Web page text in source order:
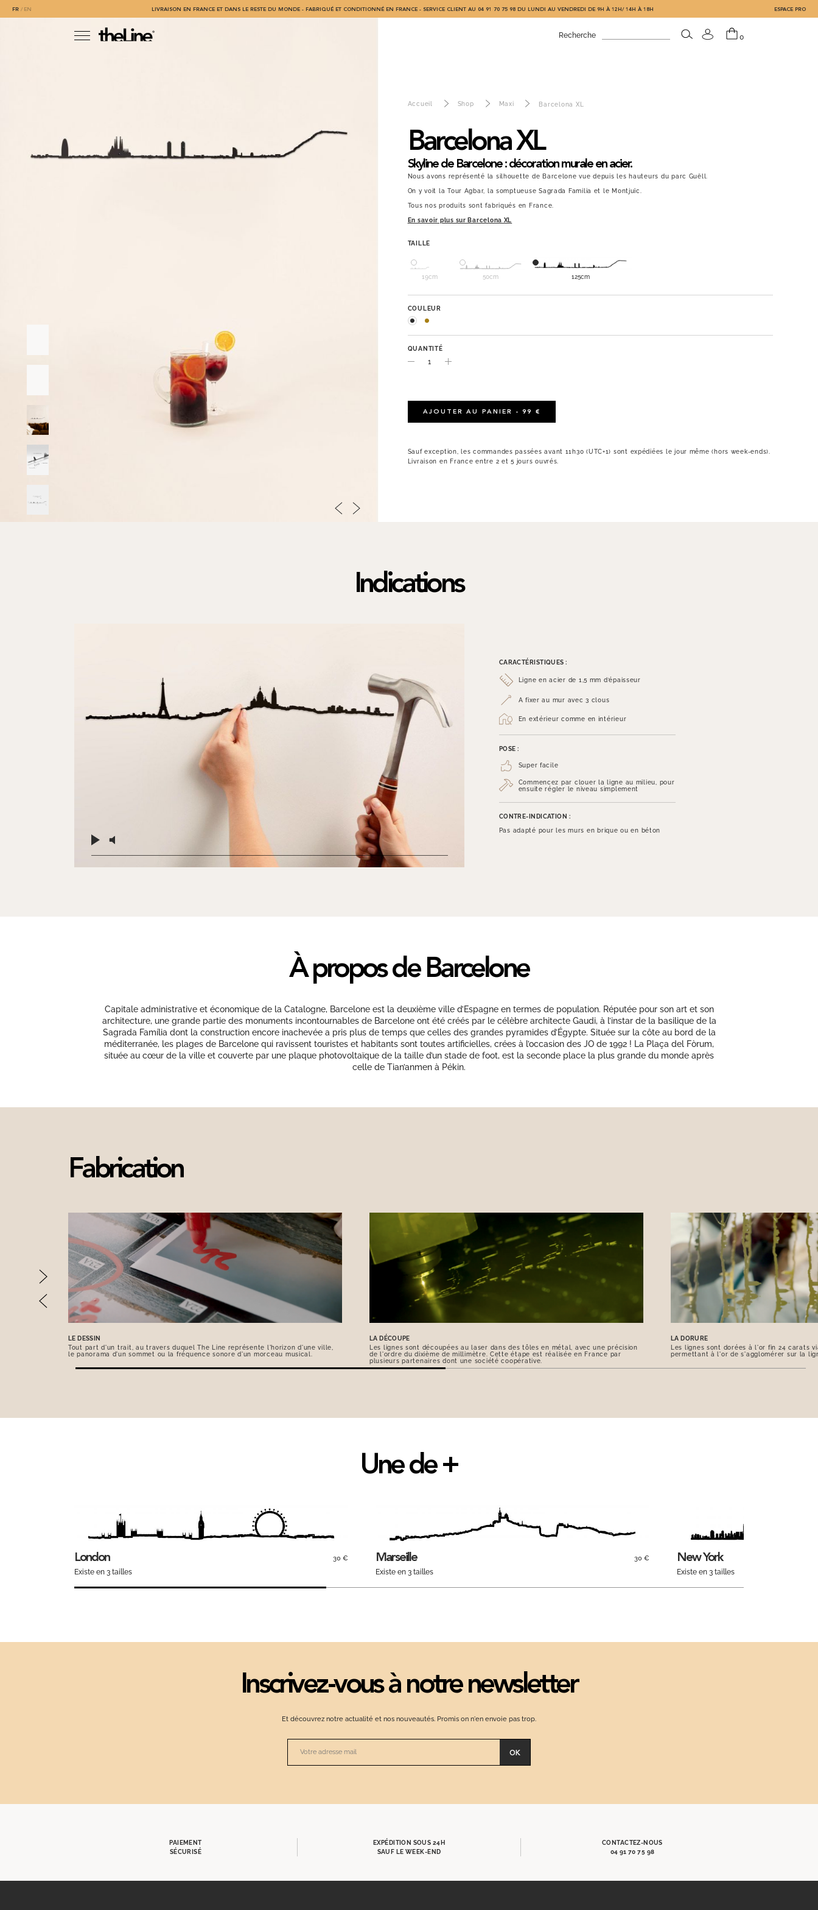
FR EN LIVRAISON EN FRANCE ET DANS LE RESTE DU MONDE - FABRIQUÉ ET CONDITIONNÉ EN FRANCE - SERVICE CLIENT AU 04 91 70 75 98 DU LUNDI AU VENDREDI DE 9H À 12H/ 14H À 18H ESPACE PRO
Recherche 0
Accueil Shop Maxi Barcelona XL
Barcelona XL
Skyline de Barcelone : décoration murale en acier.
Nous avons représenté la silhouette de Barcelone vue depuis les hauteurs du parc Guëll.
On y voit la Tour Agbar, la somptueuse Sagrada Familia et le Montjuïc.
Tous nos produits sont fabriqués en France.
En savoir plus sur Barcelona XL
TAILLE
19cm 50cm 125cm
COULEUR
QUANTITÉ
AJOUTER AU PANIER - 99 €
Sauf exception, les commandes passées avant 11h30 (UTC+1) sont expédiées le jour même (hors week-ends).
Livraison en France entre 2 et 5 jours ouvrés.
Indications
CARACTÉRISTIQUES :
Ligne en acier de 1,5 mm d’épaisseur
A fixer au mur avec 3 clous
En extérieur comme en intérieur
POSE :
Super facile
Commencez par clouer la ligne au milieu, pour
ensuite régler le niveau simplement
CONTRE-INDICATION :
Pas adapté pour les murs en brique ou en béton
À propos de Barcelone
Capitale administrative et économique de la Catalogne, Barcelone est la deuxième ville d’Espagne en termes de population. Réputée pour son art et son
architecture, une grande partie des monuments incontournables de Barcelone ont été créés par le célèbre architecte Gaudi, à l’instar de la basilique de la
Sagrada Família dont la construction encore inachevée a pris plus de temps que celles des grandes pyramides d’Égypte. Située sur la côte au bord de la
méditerranée, les plages de Barcelone qui ravissent touristes et habitants sont toutes artificielles, crées à l’occasion des JO de 1992 ! La Plaça del Fòrum,
située au cœur de la ville et couverte par une plaque photovoltaïque de la taille d’un stade de foot, est la seconde place la plus grande du monde après
celle de Tian’anmen à Pékin.
Fabrication
LE DESSIN
Tout part d'un trait, au travers duquel The Line représente l'horizon d'une ville,
le panorama d'un sommet ou la fréquence sonore d'un morceau musical.
LA DÉCOUPE
Les lignes sont découpées au laser dans des tôles en métal, avec une précision
de l'ordre du dixième de millimètre. Cette étape est réalisée en France par
plusieurs partenaires dont une société coopérative.
LA DORURE
Les lignes sont dorées à l'or fin 24 carats
permettant à l'or de s'agglomérer sur la
Une de +
London 30 €
Existe en 3 tailles
Marseille 30 €
Existe en 3 tailles
New York
Existe en 3 tailles
Inscrivez-vous à notre newsletter
Et découvrez notre actualité et nos nouveautés. Promis on n'en envoie pas trop.
OK
PAIEMENT
SÉCURISÉ
EXPÉDITION SOUS 24H
SAUF LE WEEK-END
CONTACTEZ-NOUS
04 91 70 75 98